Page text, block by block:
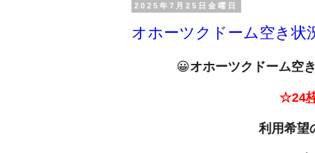
2025年7月25日金曜日
オホーツクドーム空き状
😀オホーツクドーム空
☆24
利用希望